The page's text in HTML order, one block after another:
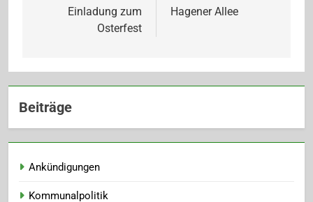
Einladung zum
Osterfest
Hagener Allee
Beiträge
Ankündigungen
Kommunalpolitik